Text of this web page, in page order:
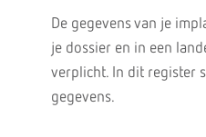
De gegevens van je
je dossier en in een
verplicht. In dit register
gegevens.